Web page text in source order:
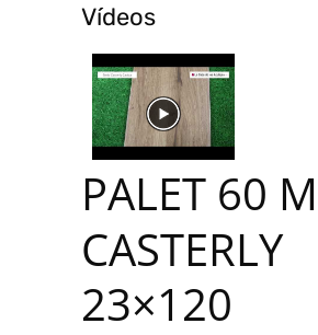
Vídeos
PALET 60 M
CASTERLY
23×120